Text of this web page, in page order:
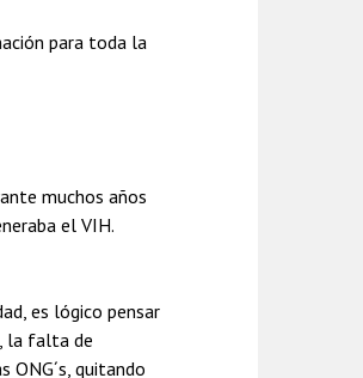
para toda la
muchos años
el VIH.
es lógico pensar
la falta de
quitando